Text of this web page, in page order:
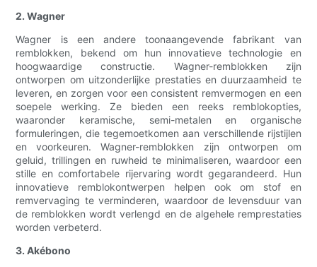
2. Wagner
Wagner is een andere toonaangevende fabrikant van
remblokken, bekend om hun innovatieve technologie en
hoogwaardige constructie. Wagner-remblokken zijn
ontworpen om uitzonderlijke prestaties en duurzaamheid te
leveren, en zorgen voor een consistent remvermogen en een
soepele werking. Ze bieden een reeks remblokopties,
waaronder keramische, semi-metalen en organische
formuleringen, die tegemoetkomen aan verschillende rijstijlen
en voorkeuren. Wagner-remblokken zijn ontworpen om
geluid, trillingen en ruwheid te minimaliseren, waardoor een
stille en comfortabele rijervaring wordt gegarandeerd. Hun
innovatieve remblokontwerpen helpen ook om stof en
remvervaging te verminderen, waardoor de levensduur van
de remblokken wordt verlengd en de algehele remprestaties
worden verbeterd.
3. Akébono